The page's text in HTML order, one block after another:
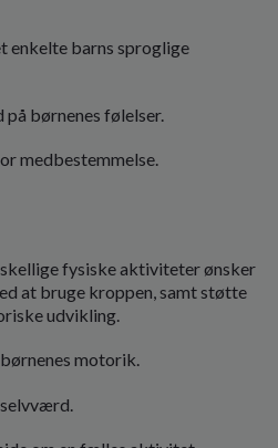
barns sproglige
børnenes følelser.
medbestemmelse.
fysiske aktiviteter ønsker
at bruge kroppen, samt støtte
udvikling.
motorik.